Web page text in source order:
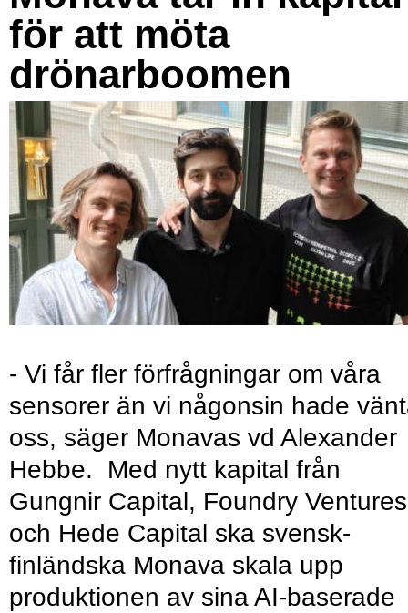
för att möta
drönarboomen
- Vi får fler förfrågningar om våra
sensorer än vi någonsin hade
oss, säger Monavas vd Alexander
Hebbe. Med nytt kapital från
Gungnir Capital, Foundry Ventures
och Hede Capital ska svensk-
finländska Monava skala upp
produktionen av sina AI-baserade